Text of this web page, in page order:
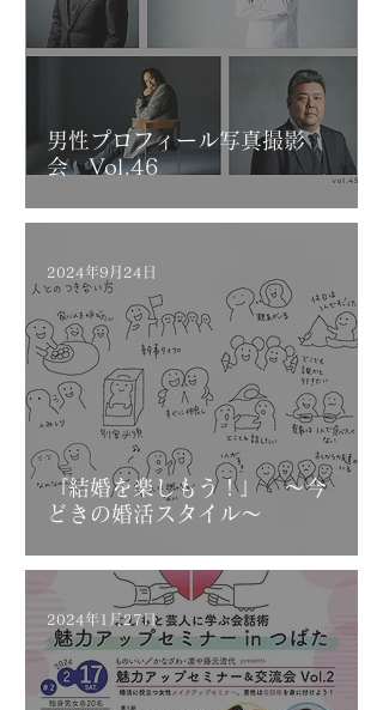
男性プロフィール写真撮影
会 Vol.46
『結婚を楽しもう！』 ～今
どきの婚活スタイル～
2024年9月24日
2024年1月27日